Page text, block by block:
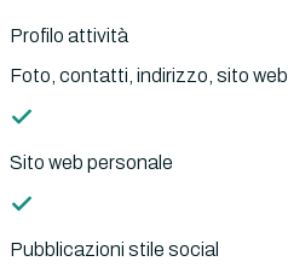
Profilo attività
Foto, contatti, indirizzo, sito web
Sito web personale
Pubblicazioni stile social